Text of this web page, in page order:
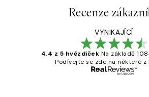
Recenze
VYNIKAJÍCÍ
4.4 z 5 hvězdiček Na základě
Podívejte se zde na některé z